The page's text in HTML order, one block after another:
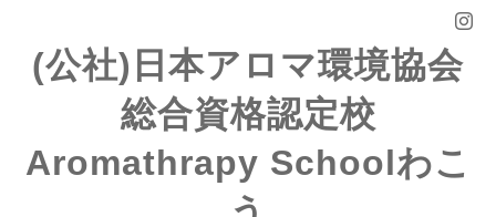
(公社)日本アロマ環境協会
総合資格認定校
Aromathrapy Schoolわこ